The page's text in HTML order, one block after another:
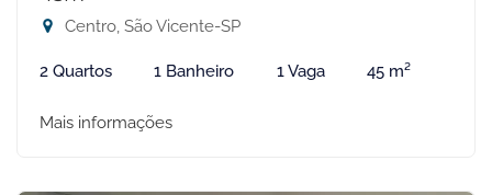
Centro, São Vicente-SP
2 Quartos 1 Banheiro 1 Vaga 45 m²
Mais informações